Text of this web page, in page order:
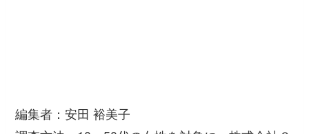
編集者：安田 裕美子